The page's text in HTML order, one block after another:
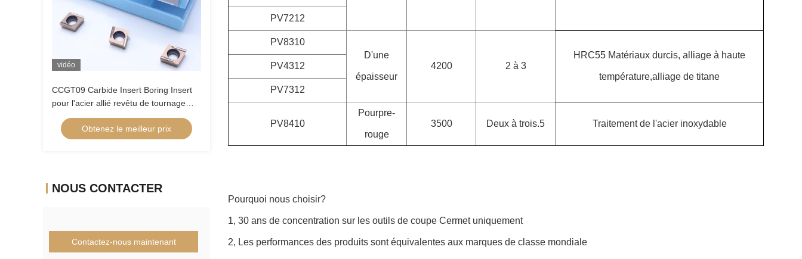
vidéo
CCGT09 Carbide Insert Boring Insert
pour l'acier allié revêtu de tournage
interne Insert à faible alimentation
Positive Insert CCGT09T304ER-1U
Obtenez le meilleur prix
NOUS CONTACTER
Contactez-nous maintenant
PV7212
PV8310
D'une
épaisseur
4200 2 à 3
HRC55 Matériaux durcis, alliage à haute
température,alliage de titane
PV4312
PV7312
PV8410
Pourpre-
rouge
3500 Deux à trois.5 Traitement de l'acier inoxydable
Pourquoi nous choisir?
1, 30 ans de concentration sur les outils de coupe Cermet uniquement
2, Les performances des produits sont équivalentes aux marques de classe mondiale